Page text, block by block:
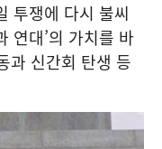
투쟁에 다시 불씨
연대’의 가치를 바
과 신간회 탄생 등